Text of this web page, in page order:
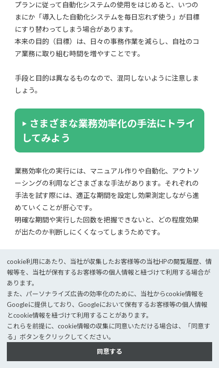
プランに従って自動化システムの使用をはじめると、いつの
まにか「導入した自動化システムを毎日忘れず使う」が目標
にすり替わってしまう場合があります。
本来の目的（目標）は、日々の事務作業を減らし、自社のコ
ア業務に取り組む時間を増やすことです。
手段と目的は異なるものなので、混同しないように注意しま
しょう。
さまざまな業務効率化の手法にトライ
してみよう
業務効率化の実行には、マニュアル作りや自動化、アウトソ
ーシングの利用などさまざまな手法があります。それぞれの
手法を試す際には、適正な期間を設定し効果測定しながら進
めていくことが肝心です。
明確な期間や実行した回数を把握できないと、どの程度効果
が出たのか判断しにくくなってしまうためです。
従業員のライフワークバランスを保つためにも、業務効率化
は事業主にとって継続的な課題といえます。業務効率化する
にあたっては従業員の協力が必要なため、さまざまなやり方
を実践してみて、実行しやすい手法を見つけましょう。
当サイトを運営する株式会社ＪＥＭＳでは廃棄物処理・リサ
イクル業者向けの基幹システム「将軍シリーズ」を中心に、
多彩な連携サービスで総合的なソリューションをご提供して
cookie利⽤にあたり、当社が収集したお客様等の当社HPの閲覧履歴、情
報等を、当社が保有するお客様等の個⼈情報と紐づけて利⽤する場合が
あります。
また、パーソナライズ広告の効率化のために、当社からcookie情報を
Googleに提供しており、Googleにおいて保有するお客様等の個⼈情報
とcookie情報を紐づけて利⽤することがあります。
これらを前提に、cookie情報の収集に同意いただける場合は、「同意す
る」ボタンをクリックしてください。
同意する